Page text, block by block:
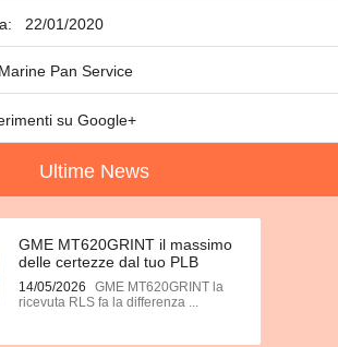
22/01/2020
Marine Pan Service
su Google+
Ultime News
GME MT620GRINT il massimo
delle certezze dal tuo PLB
14/05/2026
GME MT620GRINT la
ricevuta RLS fa la differenza ...